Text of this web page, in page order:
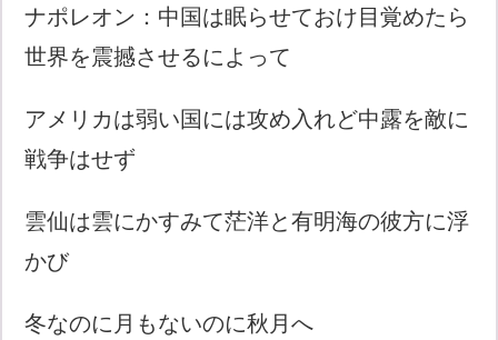
ナポレオン：中国は眠らせておけ目覚めたら
世界を震撼させるによって
アメリカは弱い国には攻め入れど中露を敵に
戦争はせず
雲仙は雲にかすみて茫洋と有明海の彼方に浮
かび
冬なのに月もないのに秋月へ